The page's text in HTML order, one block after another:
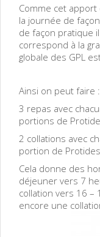
Comme cet
la journée de
de façon pratique
correspond à la
globale des GPL
Ainsi on peut faire :
3 repas avec
portions de
2 collations avec
portion de
Cela donne des
déjeuner vers 7
collation vers 16
encore une